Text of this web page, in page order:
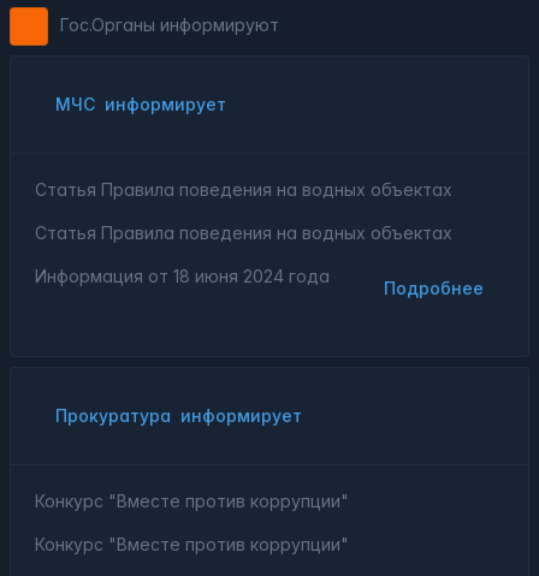
Гос.Органы информируют
МЧС информирует
Статья Правила поведения на водных объектах
Статья Правила поведения на водных объектах
Подробнее
Информация от 18 июня 2024 года
Прокуратура информирует
Конкурс "Вместе против коррупции"
Конкурс "Вместе против коррупции"